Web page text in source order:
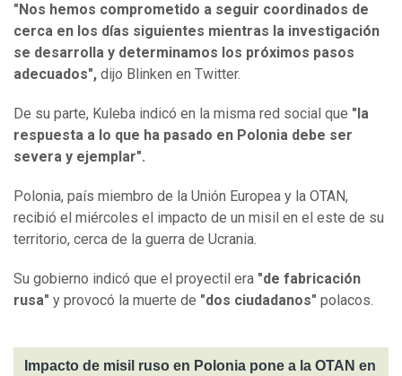
"Nos hemos comprometido a seguir coordinados de
cerca en los días siguientes mientras la investigación
se desarrolla y determinamos los próximos pasos
adecuados", dijo Blinken en Twitter.
De su parte, Kuleba indicó en la misma red social que "la
respuesta a lo que ha pasado en Polonia debe ser
severa y ejemplar".
Polonia, país miembro de la Unión Europea y la OTAN,
recibió el miércoles el impacto de un misil en el este de su
territorio, cerca de la guerra de Ucrania.
Su gobierno indicó que el proyectil era "de fabricación
rusa" y provocó la muerte de "dos ciudadanos" polacos.
Impacto de misil ruso en Polonia pone a la OTAN en